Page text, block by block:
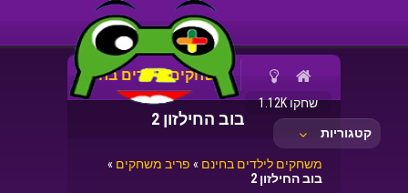
קטגוריות
משחקים לילדים בחינם
שחקו 1.12K
בוב החילזון 2
משחקים לילדים בחינם » פריב משחקים »
בוב החילזון 2